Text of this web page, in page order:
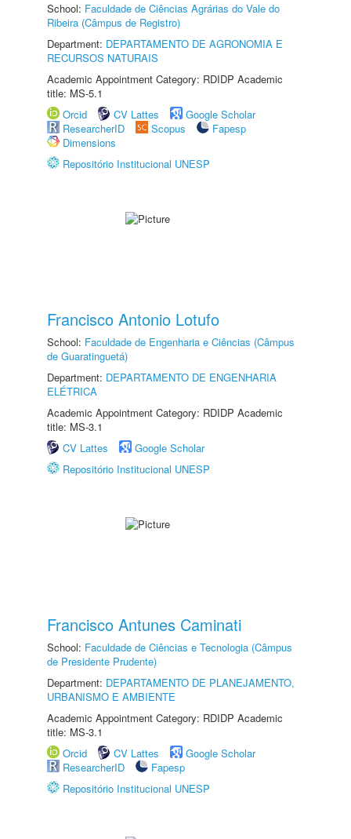
School: Faculdade de Ciências Agrárias do Vale do
Ribeira (Câmpus de Registro)
Department: DEPARTAMENTO DE AGRONOMIA E
RECURSOS NATURAIS
Academic Appointment Category: RDIDP Academic
title: MS-5.1
Orcid
CV Lattes
Google Scholar
ResearcherID
Scopus
Fapesp
Dimensions
Repositório Institucional UNESP
Francisco Antonio Lotufo
School: Faculdade de Engenharia e Ciências (Câmpus
de Guaratinguetá)
Department: DEPARTAMENTO DE ENGENHARIA
ELÉTRICA
Academic Appointment Category: RDIDP Academic
title: MS-3.1
CV Lattes
Google Scholar
Repositório Institucional UNESP
Francisco Antunes Caminati
School: Faculdade de Ciências e Tecnologia (Câmpus
de Presidente Prudente)
Department: DEPARTAMENTO DE PLANEJAMENTO,
URBANISMO E AMBIENTE
Academic Appointment Category: RDIDP Academic
title: MS-3.1
Orcid
CV Lattes
Google Scholar
ResearcherID
Fapesp
Repositório Institucional UNESP